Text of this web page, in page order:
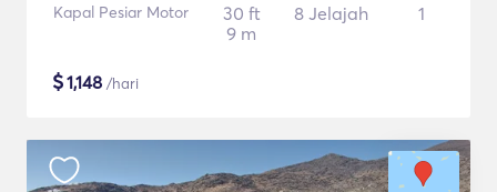
Kapal Pesiar Motor
30 ft
9 m
8 Jelajah 1
$1,148 /hari